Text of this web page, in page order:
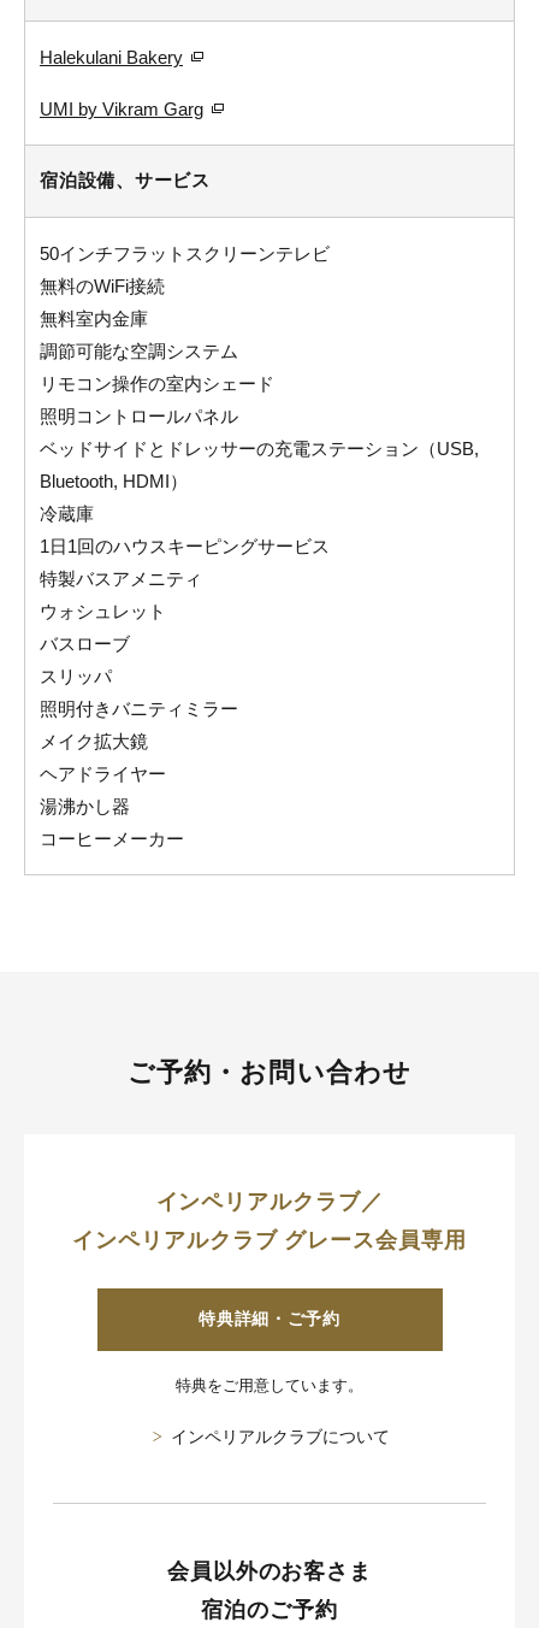
Halekulani Bakery
UMI by Vikram Garg
宿泊設備、サービス
50インチフラットスクリーンテレビ
無料のWiFi接続
無料室内金庫
調節可能な空調システム
リモコン操作の室内シェード
照明コントロールパネル
ベッドサイドとドレッサーの充電ステーション（USB,
Bluetooth, HDMI）
冷蔵庫
1日1回のハウスキーピングサービス
特製バスアメニティ
ウォシュレット
バスローブ
スリッパ
照明付きバニティミラー
メイク拡大鏡
ヘアドライヤー
湯沸かし器
コーヒーメーカー
ご予約・お問い合わせ
インペリアルクラブ／
インペリアルクラブ グレース会員専用
特典詳細・ご予約
特典をご用意しています。
インペリアルクラブについて
会員以外のお客さま
宿泊のご予約